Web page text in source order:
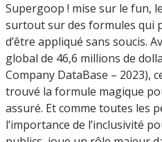
Supergoop ! mise sur le fun,
surtout sur des formules qui
d’être appliqué sans soucis.
global de 46,6 millions de
Company DataBase – 2023),
trouvé la formule magique
assuré. Et comme toutes les
l’importance de l’inclusivité